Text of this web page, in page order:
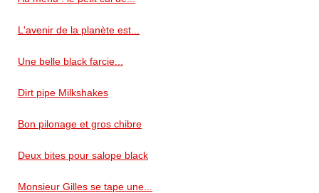
L'avenir de la planète est...
Une belle black farcie...
Dirt pipe Milkshakes
Bon pilonage et gros chibre
Deux bites pour salope black
Monsieur Gilles se tape une...